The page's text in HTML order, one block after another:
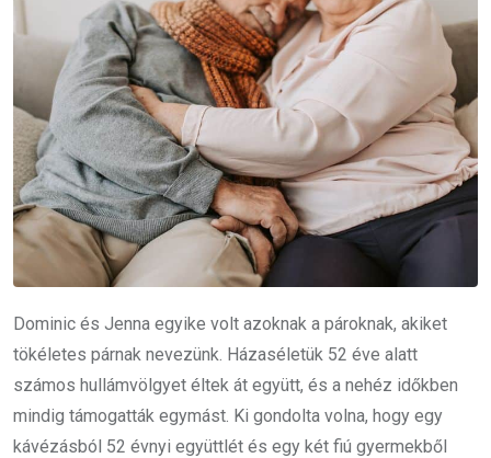
Dominic és Jenna egyike volt azoknak a pároknak, akiket
tökéletes párnak nevezünk. Házaséletük 52 éve alatt
számos hullámvölgyet éltek át együtt, és a nehéz időkben
mindig támogatták egymást. Ki gondolta volna, hogy egy
kávézásból 52 évnyi együttlét és egy két fiú gyermekből